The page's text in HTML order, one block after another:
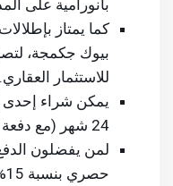
بانورامية على
كما يمتاز
بيوك جكمجة،
للاستثمار العقاري.
يمكن شراء إحدى
24 شهر (مع دفعة أولى لا تقل عن 50%).
لمن يفضلون
حصري بنسبة 15%.